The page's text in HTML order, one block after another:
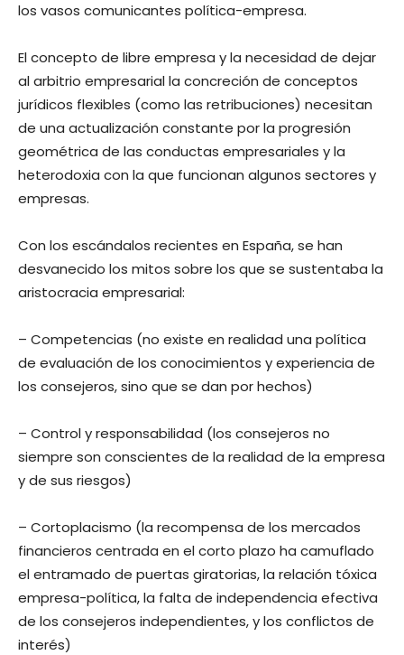
los vasos comunicantes política-empresa.
El concepto de libre empresa y la necesidad de dejar
al arbitrio empresarial la concreción de conceptos
jurídicos flexibles (como las retribuciones) necesitan
de una actualización constante por la progresión
geométrica de las conductas empresariales y la
heterodoxia con la que funcionan algunos sectores y
empresas.
Con los escándalos recientes en España, se han
desvanecido los mitos sobre los que se sustentaba la
aristocracia empresarial:
– Competencias (no existe en realidad una política
de evaluación de los conocimientos y experiencia de
los consejeros, sino que se dan por hechos)
– Control y responsabilidad (los consejeros no
siempre son conscientes de la realidad de la empresa
y de sus riesgos)
– Cortoplacismo (la recompensa de los mercados
financieros centrada en el corto plazo ha camuflado
el entramado de puertas giratorias, la relación tóxica
empresa-política, la falta de independencia efectiva
de los consejeros independientes, y los conflictos de
interés)